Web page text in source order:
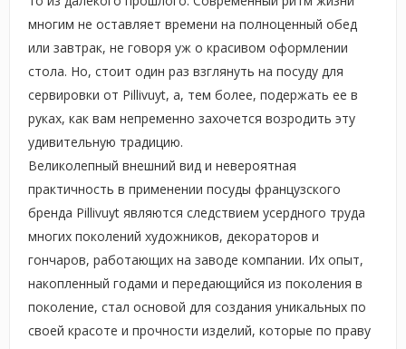
многим не оставляет времени на полноценный обед
или завтрак, не говоря уж о красивом оформлении
стола. Но, стоит один раз взглянуть на посуду для
сервировки от Pillivuyt, а, тем более, подержать ее в
руках, как вам непременно захочется возродить эту
удивительную традицию.
Великолепный внешний вид и невероятная
практичность в применении посуды французского
бренда Pillivuyt являются следствием усердного труда
многих поколений художников, декораторов и
гончаров, работающих на заводе компании. Их опыт,
накопленный годами и передающийся из поколения в
поколение, стал основой для создания уникальных по
своей красоте и прочности изделий, которые по праву